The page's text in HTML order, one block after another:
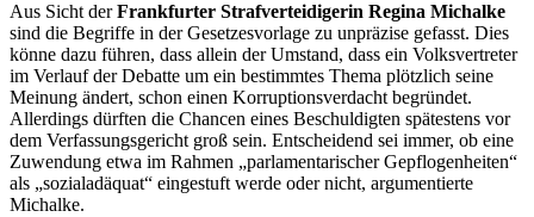
Aus Sicht derFrankfurter Strafverteidigerin Regina Michalke
sind die Begriffe in der Gesetzesvorlage zu unpräzise gefasst. Dies
könne dazu führen, dass allein der Umstand, dass ein Volksvertreter
im Verlauf der Debatte um ein bestimmtes Thema plötzlich seine
Meinung ändert, schon einen Korruptionsverdacht begründet.
Allerdings dürften die Chancen eines Beschuldigten spätestens vor
dem Verfassungsgericht groß sein. Entscheidend sei immer, ob eine
Zuwendung etwa im Rahmen „parlamentarischer Gepflogenheiten“
als „sozialadäquat“ eingestuft werde oder nicht, argumentierte
Michalke.